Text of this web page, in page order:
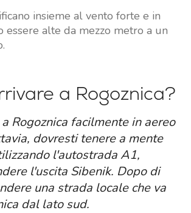
insieme al vento forte e in
essere alte da mezzo metro a un
a Rogoznica?
Rogoznica facilmente in aereo
dovresti tenere a mente
l'autostrada A1,
l'uscita Sibenik. Dopo di
una strada locale che va
dal lato sud.